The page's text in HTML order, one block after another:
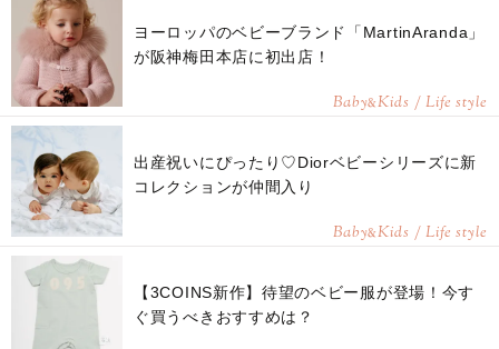
ヨーロッパのベビーブランド「MartinAranda」
が阪神梅田本店に初出店！
Baby&Kids / Life style
出産祝いにぴったり♡Diorベビーシリーズに新
コレクションが仲間入り
Baby&Kids / Life style
【3COINS新作】待望のベビー服が登場！今す
ぐ買うべきおすすめは？